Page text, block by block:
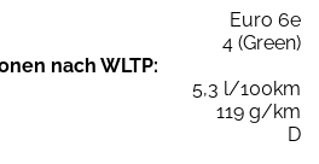
Euro 6e
4 (Green)
nach WLTP:
5,3 l/100km
119 g/km
D